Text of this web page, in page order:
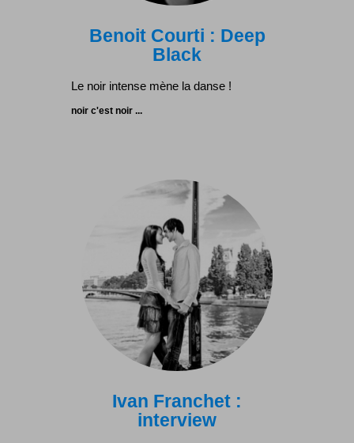
Benoit Courti : Deep
Black
Le noir intense mène la danse !
noir c'est noir ...
Ivan Franchet :
interview